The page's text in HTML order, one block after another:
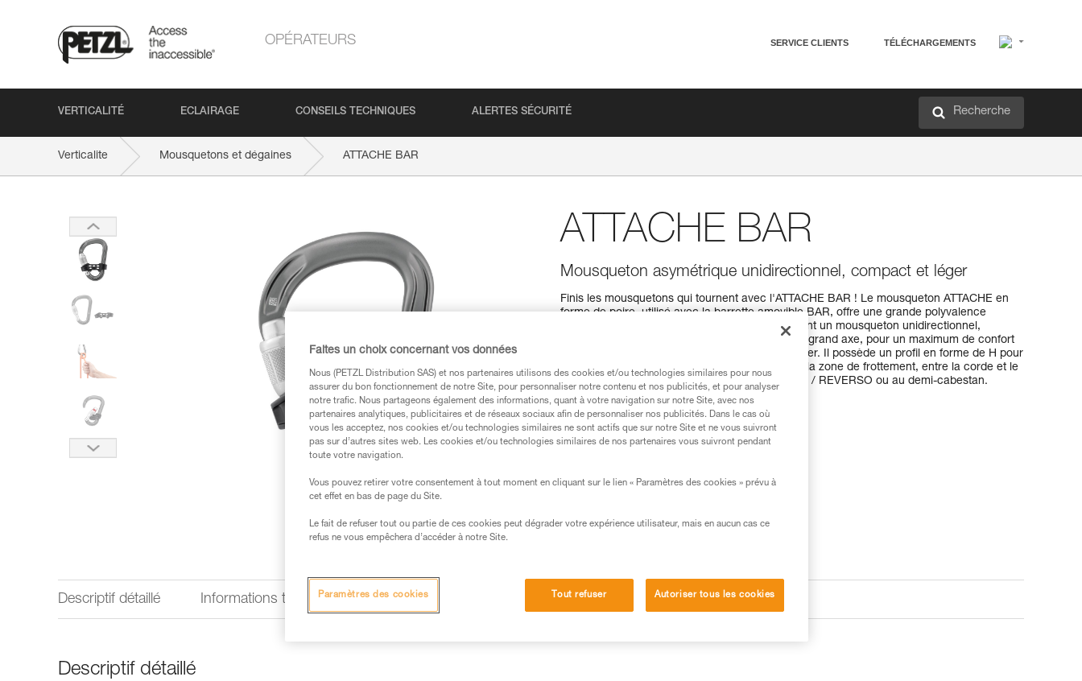
OPÉRATEURS SERVICE CLIENTS TÉLÉCHARGEMENTS
VERTICALITÉ ECLAIRAGE CONSEILS TECHNIQUES ALERTES SÉCURITÉ Recherche
Verticalite Mousquetons et dégaines ATTACHE BAR
ATTACHE BAR
Mousqueton asymétrique unidirectionnel, compact et léger
Finis les mousquetons qui tournent avec l'ATTACHE BAR ! Le mousqueton ATTACHE en
forme de poire, utilisé avec la barrette amovible BAR, offre une grande polyvalence
d'usage. Avec la barrette amovible BAR, il devient un mousqueton unidirectionnel,
favorisant la sollicitation du mousqueton dans le grand axe, pour un maximum de confort
lors de l'assurage ou de l'encordement sur glacier. Il possède un profil en forme de H pour
la légèreté et comporte une section ronde dans la zone de frottement, entre la corde et le
mousqueton, pour faciliter l'assurage au VERSO / REVERSO ou au demi-cabestan.
Trouvez un revendeur
Descriptif détaillé Informations techniques Inspection
Descriptif détaillé
Faites un choix concernant vos données
Nous (PETZL Distribution SAS) et nos partenaires utilisons des cookies et/ou technologies similaires pour nous
assurer du bon fonctionnement de notre Site, pour personnaliser notre contenu et nos publicités, et pour analyser
notre trafic. Nous partageons également des informations, quant à votre navigation sur notre Site, avec nos
partenaires analytiques, publicitaires et de réseaux sociaux afin de personnaliser nos publicités. Dans le cas où
vous les acceptez, nos cookies et/ou technologies similaires ne sont actifs que sur notre Site et ne vous suivront
pas sur d’autres sites web. Les cookies et/ou technologies similaires de nos partenaires vous suivront pendant
toute votre navigation.
Vous pouvez retirer votre consentement à tout moment en cliquant sur le lien « Paramètres des cookies » prévu à
cet effet en bas de page du Site.
Le fait de refuser tout ou partie de ces cookies peut dégrader votre expérience utilisateur, mais en aucun cas ce
refus ne vous empêchera d’accéder à notre Site.
Tout refuser Autoriser tous les cookies
Paramètres des cookies